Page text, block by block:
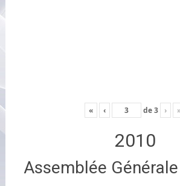
« ‹ de3 ›
2010
Assemblée